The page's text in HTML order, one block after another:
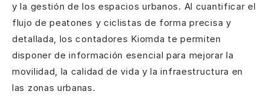
y la gestión de los espacios urbanos. Al cuantificar el
flujo de peatones y ciclistas de forma precisa y
detallada, los contadores Kiomda te permiten
disponer de información esencial para mejorar la
movilidad, la calidad de vida y la infraestructura en
las zonas urbanas.